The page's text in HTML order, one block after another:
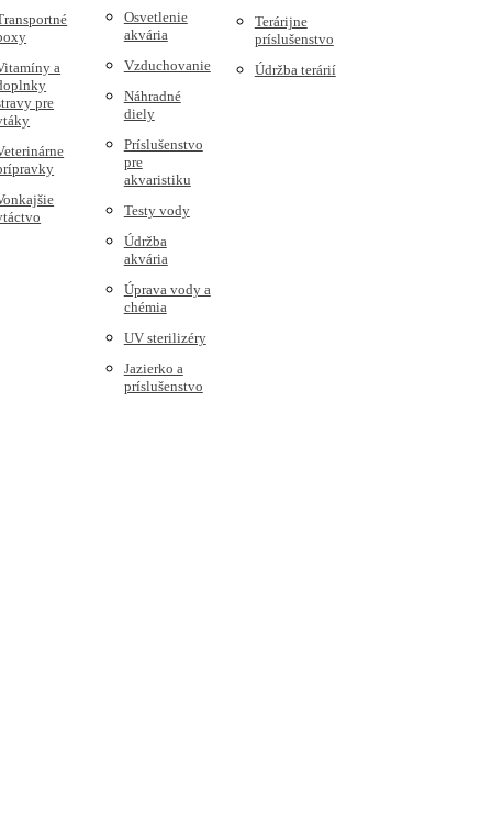
a
pre
Osvetlenie
akvária
Vzduchovanie
Náhradné
diely
Príslušenstvo
pre
akvaristiku
Testy vody
Údržba
akvária
Úprava vody a
chémia
UV sterilizéry
Jazierko a
príslušenstvo
Terárijne
príslušenstvo
Údržba terárií